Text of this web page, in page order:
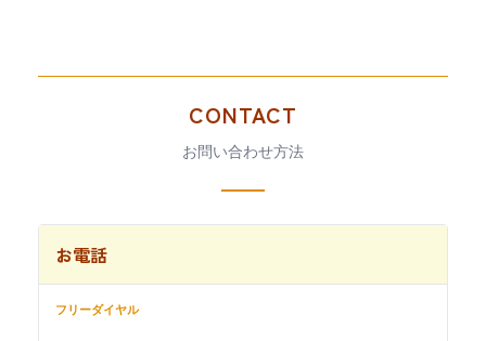
CONTACT
お問い合わせ方法
お電話
フリーダイヤル